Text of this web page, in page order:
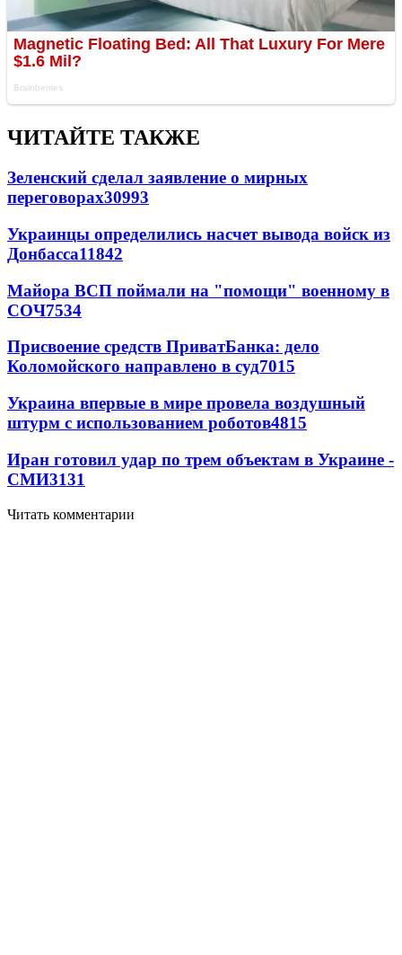
ЧИТАЙТЕ ТАКЖЕ
Зеленский сделал заявление о мирных
переговорах30993
Украинцы определились насчет вывода войск из
Донбасса11842
Майора ВСП поймали на "помощи" военному в
СОЧ7534
Присвоение средств ПриватБанка: дело
Коломойского направлено в суд7015
Украина впервые в мире провела воздушный
штурм с использованием роботов4815
Иран готовил удар по трем объектам в Украине -
СМИ3131
Читать комментарии